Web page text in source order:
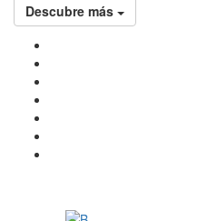
Descubre más